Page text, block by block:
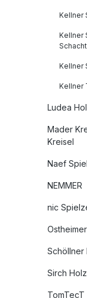
Kellner
Kellner
Kellner
Kellner
Ludea
Mader
Kreisel
Naef
NEMMER
nic
Schöllner
Sirch
TomTecT